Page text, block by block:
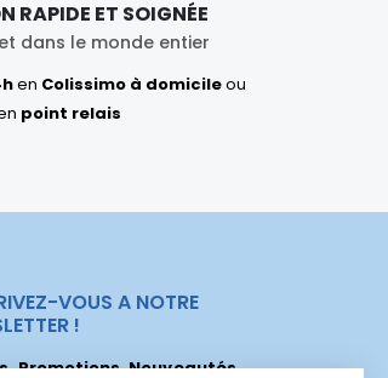
RAPIDE ET SOIGNÉE
dans le monde entier
en Colissimo à domicileou
point relais
VOUS A NOTRE
!
Promotions, Nouveautés...